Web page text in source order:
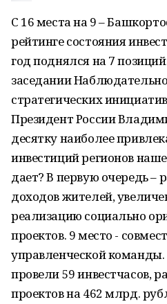
С 16 места на 9 –
рейтинге состояния
год поднялся на 7
заседании
стратегических
Президент России
десятку наиболее
инвестиций регионов
дает? В первую очередь –
доходов жителей,
реализацию социально
проектов. 9 место -
управленческой
провели 59 инвестчасов,
проектов на 462 млрд.